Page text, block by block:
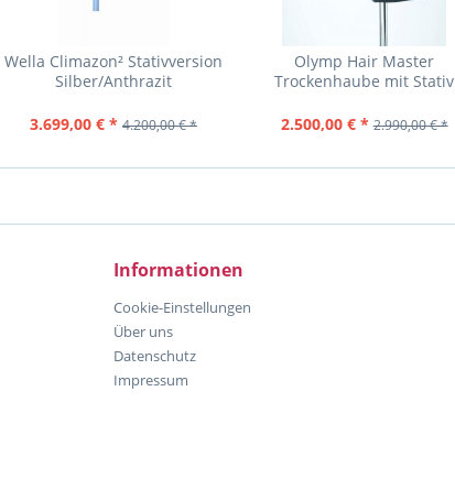
Wella Climazon² Stativversion
Silber/Anthrazit
3.699,00 € * 4.200,00 € *
Olymp Hair Master
Trockenhaube mit Stativ
2.500,00 € * 2.990,00 € *
Informationen
Cookie-Einstellungen
Über uns
Datenschutz
Impressum